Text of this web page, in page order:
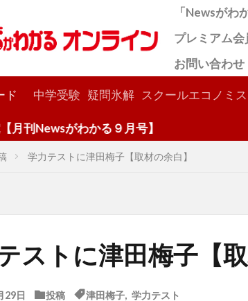
「Newsがわ
プレミアム会
お問い合わせ
ド 中学受験 疑問氷解 スクールエコノミ
わかる９月号】
学力テストに津田梅子【取材の余白】
ストに津田梅子【取
29日 投稿 津田梅子, 学力テスト